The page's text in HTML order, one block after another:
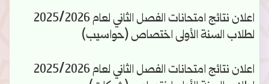
اعلان نتائج امتحانات الفصل الثاني لعام 2025/2026
لطلاب السنة الأولى اختصاص (حواسيب)
اعلان نتائج امتحانات الفصل الثاني لعام 2025/2026